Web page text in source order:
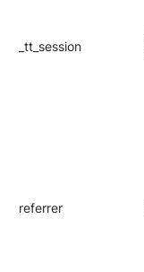
_tt_session
referrer